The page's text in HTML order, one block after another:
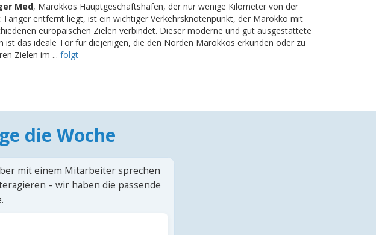
Med, Marokkos Hauptgeschäftshafen, der nur wenige Kilometer von der
Tanger entfernt liegt, ist ein wichtiger Verkehrsknotenpunkt, der Marokko mit
europäischen Zielen verbindet. Dieser moderne und gut ausgestattete
ist das ideale Tor für diejenigen, die den Norden Marokkos erkunden oder zu
Zielen im ... folgt
die Woche
mit einem Mitarbeiter sprechen
– wir haben die passende